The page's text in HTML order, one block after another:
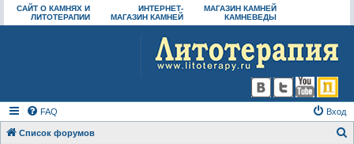
САЙТ О КАМНЯХ И
ЛИТОТЕРАПИИ
ИНТЕРНЕТ-
МАГАЗИН КАМНЕЙ
МАГАЗИН КАМНЕЙ
КАМНЕВЕДЫ
FAQ Вход
Список форумов